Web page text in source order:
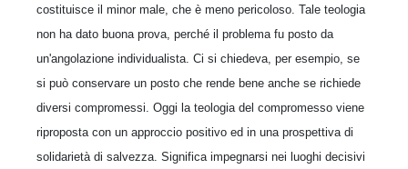
costituisce il minor male, che è meno pericoloso. Tale teologia
non ha dato buona prova, perché il problema fu posto da
un'angolazione individualista. Ci si chiedeva, per esempio, se
si può conservare un posto che rende bene anche se richiede
diversi compromessi. Oggi la teologia del compromesso viene
riproposta con un approccio positivo ed in una prospettiva di
solidarietà di salvezza. Significa impegnarsi nei luoghi decisivi